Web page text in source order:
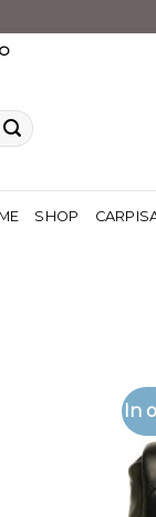
SHOP
In